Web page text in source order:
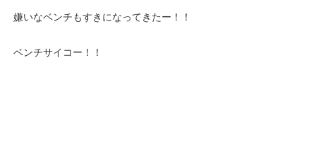
嫌いなベンチもすきになってきたー！！
ベンチサイコー！！